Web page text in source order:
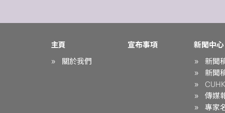
主頁
關於我們
宣布事項
新聞中心
新聞
新聞
傳媒
專家